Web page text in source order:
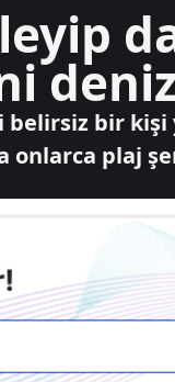
belirsiz bir
plaj